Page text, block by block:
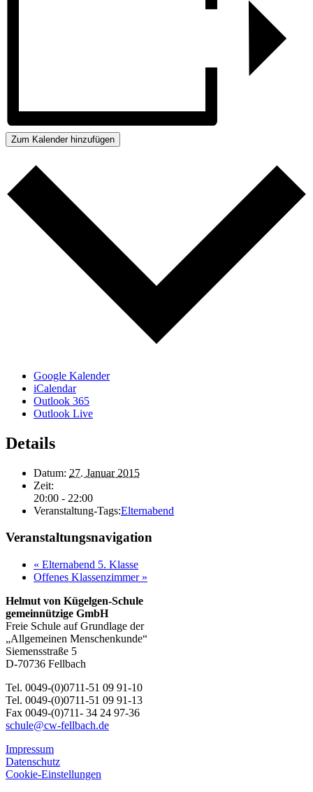
Zum Kalender hinzufügen
Google Kalender
iCalendar
Outlook 365
Outlook Live
Details
Datum: 27. Januar 2015
Zeit:
20:00 - 22:00
Veranstaltung-Tags:Elternabend
Veranstaltungsnavigation
« Elternabend 5. Klasse
Offenes Klassenzimmer »
Helmut von Kügelgen-Schule
gemeinnützige GmbH
Freie Schule auf Grundlage der
„Allgemeinen Menschenkunde“
Siemensstraße 5
D-70736 Fellbach
Tel. 0049-(0)0711-51 09 91-10
Tel. 0049-(0)0711-51 09 91-13
Fax 0049-(0)711- 34 24 97-36
schule@cw-fellbach.de
Impressum
Datenschutz
Cookie-Einstellungen